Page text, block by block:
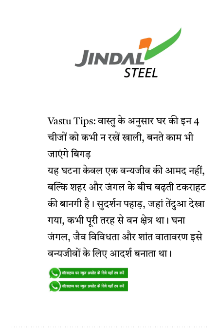
Vastu Tips: वास्तु के अनुसार घर की इन 4
चीजों को कभी न रखें खाली, बनते काम भी
जाएंगे बिगड़
यह घटना केवल एक वन्यजीव की आमद नहीं,
बल्कि शहर और जंगल के बीच बढ़ती टकराहट
की बानगी है। सुदर्शन पहाड़, जहां तेंदुआ देखा
गया, कभी पूरी तरह से वन क्षेत्र था। घना
जंगल, जैव विविधता और शांत वातावरण इसे
वन्यजीवों के लिए आदर्श बनाता था।